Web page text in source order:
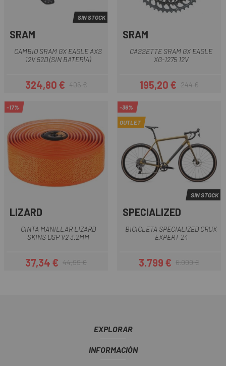
SIN STOCK
SRAM
CAMBIO SRAM GX EAGLE AXS
12V 52D (SIN BATERÍA)
Precio
324,80 €Precio regular
406 €
SRAM
CASSETTE SRAM GX EAGLE
XG-1275 12V
Precio
195,20 €Precio regular
244 €
-17%
LIZARD
CINTA MANILLAR LIZARD
SKINS DSP V2 3.2MM
Precio
37,34 €Precio regular
44,99 €
-36%
OUTLET
SIN STOCK
SPECIALIZED
BICICLETA SPECIALIZED CRUX
EXPERT 24
Precio
3.799 €Precio regular
6.000 €
EXPLORAR
INFORMACIÓN